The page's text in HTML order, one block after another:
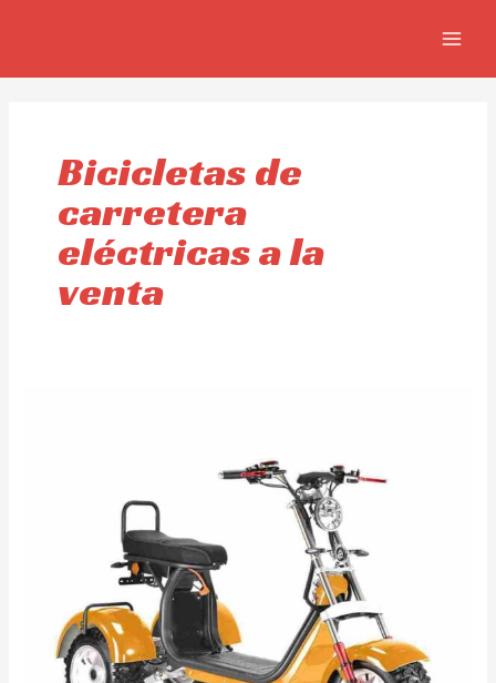
Bicicletas de
carretera
eléctricas a la
venta